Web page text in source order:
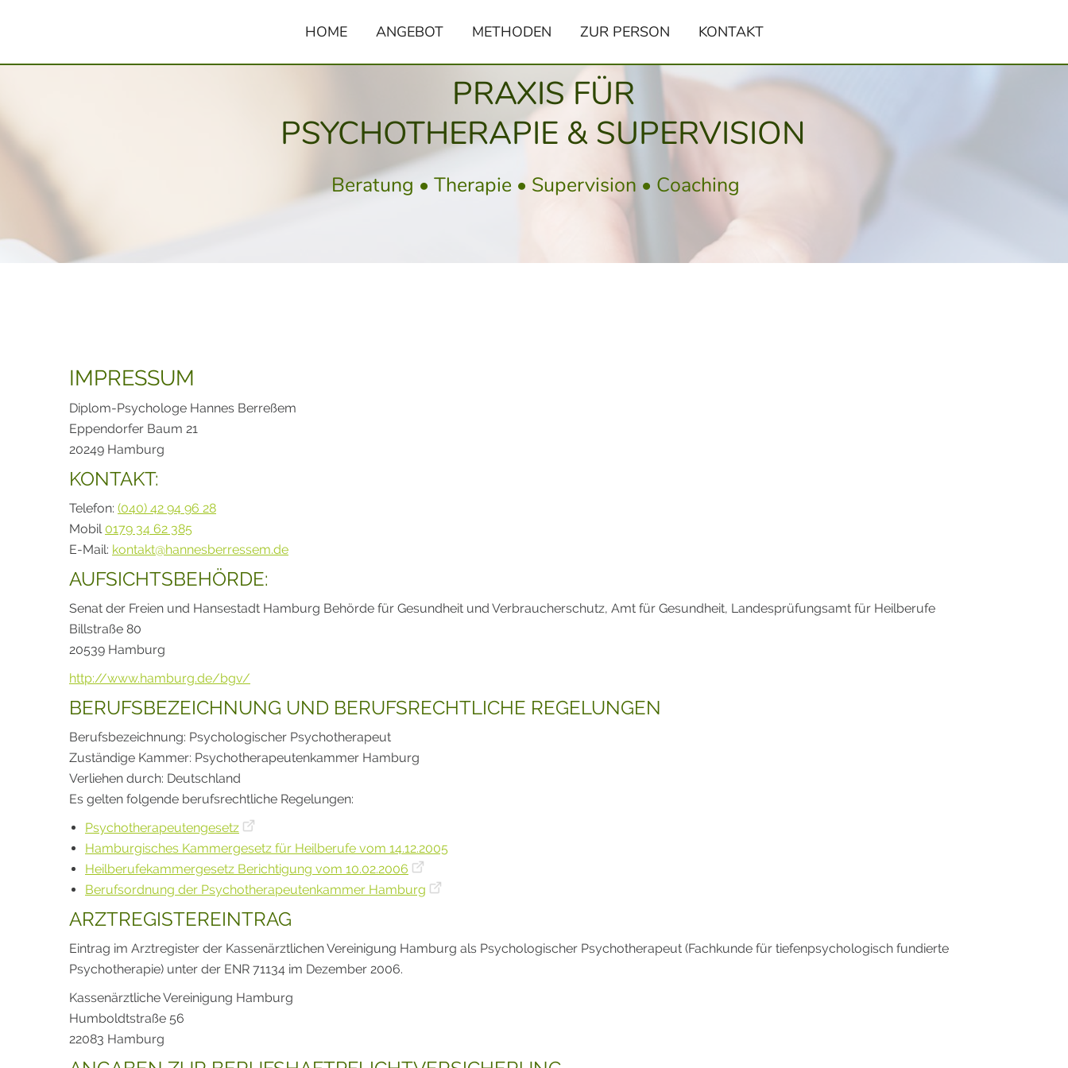
HOME ANGEBOT METHODEN ZUR PERSON KONTAKT
PRAXIS FÜR
PSYCHOTHERAPIE & SUPERVISION
Beratung • Therapie • Supervision • Coaching
IMPRESSUM
Diplom-Psychologe Hannes Berreßem
Eppendorfer Baum 21
20249 Hamburg
KONTAKT:
Telefon: (040) 42 94 96 28
Mobil0179 34 62 385
E-Mail: kontakt@hannesberressem.de
AUFSICHTSBEHÖRDE:
Senat der Freien und Hansestadt Hamburg Behörde für Gesundheit und Verbraucherschutz, Amt für Gesundheit, Landesprüfungsamt für Heilberufe
Billstraße 80
20539 Hamburg
http://www.hamburg.de/bgv/
BERUFSBEZEICHNUNG UND BERUFSRECHTLICHE REGELUNGEN
Berufsbezeichnung: Psychologischer Psychotherapeut
Zuständige Kammer: Psychotherapeutenkammer Hamburg
Verliehen durch: Deutschland
Es gelten folgende berufsrechtliche Regelungen:
Psychotherapeutengesetz
Hamburgisches Kammergesetz für Heilberufe vom 14.12.2005
Heilberufekammergesetz Berichtigung vom 10.02.2006
Berufsordnung der Psychotherapeutenkammer Hamburg
ARZTREGISTEREINTRAG
Eintrag im Arztregister der Kassenärztlichen Vereinigung Hamburg als Psychologischer Psychotherapeut (Fachkunde für tiefenpsychologisch fundierte
Psychotherapie) unter der ENR 71134 im Dezember 2006.
Kassenärztliche Vereinigung Hamburg
Humboldtstraße 56
22083 Hamburg